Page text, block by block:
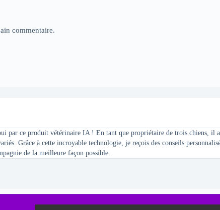
commentaire.
par ce produit vétérinaire IA ! En tant que propriétaire de trois chiens, il
Grâce à cette incroyable technologie, je reçois des conseils
de la meilleure façon possible.